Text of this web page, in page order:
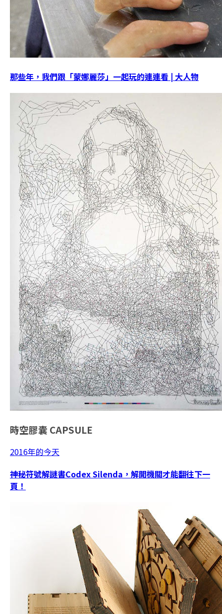
那些年，我們跟「蒙娜麗莎」一起玩的連連看 | 大人物
時空膠囊 CAPSULE
2016年的今天
神秘符號解謎書Codex Silenda，解開機關才能翻往下一
頁！